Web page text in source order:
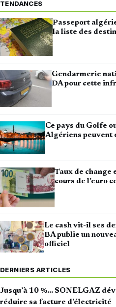
TENDANCES
Passeport
la liste des
Gendarmerie
DA pour cette
Ce pays du Golfe
Algériens peuvent
Taux de change
cours de l’euro
Le cash vit-il ses
BA publie un
officiel
DERNIERS ARTICLES
Jusqu’à 10 %… SONELGAZ
réduire sa facture d’électricité